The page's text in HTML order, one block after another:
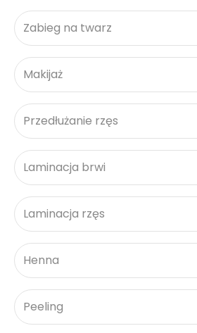
Zabieg na twarz
Makijaż
Przedłużanie rzęs
Laminacja brwi
Laminacja rzęs
Henna
Peeling